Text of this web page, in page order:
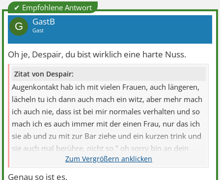
✔ Empfohlene Antwort
G GastB
Gast
Oh je, Despair, du bist wirklich eine harte Nuss.
Zitat von Despair:
Augenkontakt hab ich mit vielen Frauen, auch längeren,
lächeln tu ich dann auch mach ein witz, aber mehr mach
ich auch nie, dass ist bei mir normales verhalten und so
mach ich es auch immer mit der einen Frau, nur das ich
sie ab und zu mit zur Bar ziehe und ein kurzen trink und
sie auch mal berühre, nicht so " oh sorry bin an dein
elebogen gekommen " eher " ich hab mit absicht meinen
arm um deine hüften gelegt " ( das sage ich natürlich
Genau so ist es.